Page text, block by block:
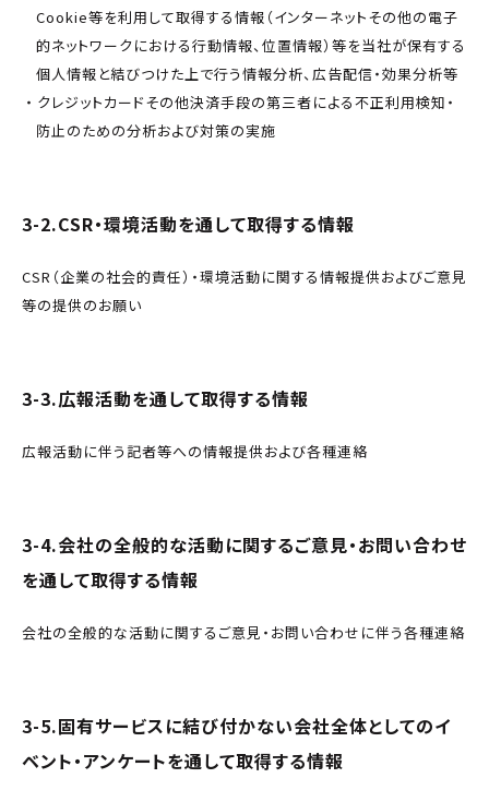
Cookie等を利用して取得する情報（インターネットその他の電子
的ネットワークにおける行動情報、位置情報）等を当社が保有する
個人情報と結びつけた上で行う情報分析、広告配信・効果分析等
クレジットカードその他決済手段の第三者による不正利用検知・
防止のための分析および対策の実施
3-2.CSR・環境活動を通して取得する情報
CSR（企業の社会的責任）・環境活動に関する情報提供およびご意見
等の提供のお願い
3-3.広報活動を通して取得する情報
広報活動に伴う記者等への情報提供および各種連絡
3-4.会社の全般的な活動に関するご意見・お問い合わせ
を通して取得する情報
会社の全般的な活動に関するご意見・お問い合わせに伴う各種連絡
3-5.固有サービスに結び付かない会社全体としてのイ
ベント・アンケートを通して取得する情報